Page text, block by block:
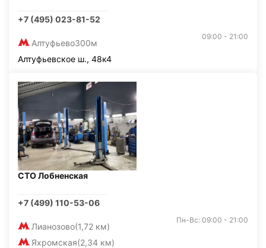
+7 (495) 023-81-52
Алтуфьево300м
09:00 - 21:00
Алтуфьевское ш., 48к4
СТО Лобненская
+7 (499) 110-53-06
Лианозово(1,72 км)
Яхромская(2,34 км)
Пн-Вс: 09:00 - 21:00